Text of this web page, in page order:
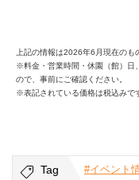
上記の情報は2026年6月現在のも
※料金・営業時間・休園（館）日
ので、事前にご確認ください。
※表記されている価格は税込みで
Tag #イベント